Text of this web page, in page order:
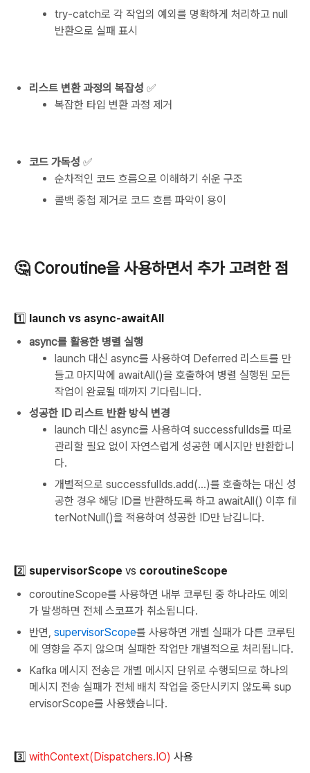
try-catch로 각 작업의 예외를 명확하게 처리하고 null
반환으로 실패 표시
리스트 변환 과정의 복잡성 ✅
복잡한 타입 변환 과정 제거
코드 가독성 ✅
순차적인 코드 흐름으로 이해하기 쉬운 구조
콜백 중첩 제거로 코드 흐름 파악이 용이
🤔 Coroutine을 사용하면서 추가 고려한 점
1️⃣ launch vs async-awaitAll
async를 활용한 병렬 실행
launch 대신 async를 사용하여 Deferred 리스트를 만
들고 마지막에 awaitAll()을 호출하여 병렬 실행된 모든
작업이 완료될 때까지 기다립니다.
성공한 ID 리스트 반환 방식 변경
launch 대신 async를 사용하여 successfulIds를 따로
관리할 필요 없이 자연스럽게 성공한 메시지만 반환합니
다.
개별적으로 successfulIds.add(...)를 호출하는 대신 성
공한 경우 해당 ID를 반환하도록 하고 awaitAll() 이후 fil
terNotNull()을 적용하여 성공한 ID만 남깁니다.
2️⃣ supervisorScope vs coroutineScope
coroutineScope를 사용하면 내부 코루틴 중 하나라도 예외
가 발생하면 전체 스코프가 취소됩니다.
반면, supervisorScope를 사용하면 개별 실패가 다른 코루틴
에 영향을 주지 않으며 실패한 작업만 개별적으로 처리됩니다.
Kafka 메시지 전송은 개별 메시지 단위로 수행되므로 하나의
메시지 전송 실패가 전체 배치 작업을 중단시키지 않도록 sup
ervisorScope를 사용했습니다.
3️⃣ withContext(Dispatchers.IO) 사용